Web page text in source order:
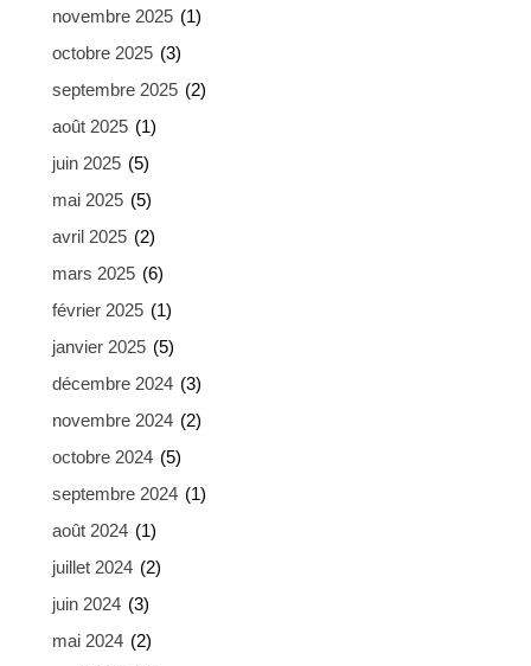
novembre 2025 (1)
octobre 2025 (3)
septembre 2025 (2)
août 2025 (1)
juin 2025 (5)
mai 2025 (5)
avril 2025 (2)
mars 2025 (6)
février 2025 (1)
janvier 2025 (5)
décembre 2024 (3)
novembre 2024 (2)
octobre 2024 (5)
septembre 2024 (1)
août 2024 (1)
juillet 2024 (2)
juin 2024 (3)
mai 2024 (2)